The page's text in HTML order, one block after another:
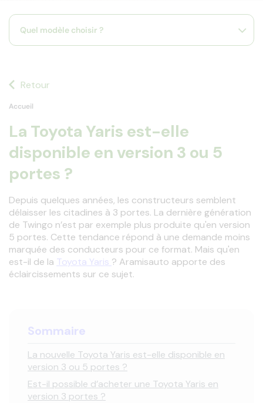
Quel modèle choisir ?
Retour
Accueil
La Toyota Yaris est-elle
disponible en version 3 ou 5
portes ?
Depuis quelques années, les constructeurs semblent
délaisser les citadines à 3 portes. La dernière génération
de Twingo n’est par exemple plus produite qu'en version
5 portes. Cette tendance répond à une demande moins
marquée des conducteurs pour ce format. Mais qu'en
est-il de la Toyota Yaris ? Aramisauto apporte des
éclaircissements sur ce sujet.
Sommaire
La nouvelle Toyota Yaris est-elle disponible en
version 3 ou 5 portes ?
Est-il possible d’acheter une Toyota Yaris en
version 3 portes ?